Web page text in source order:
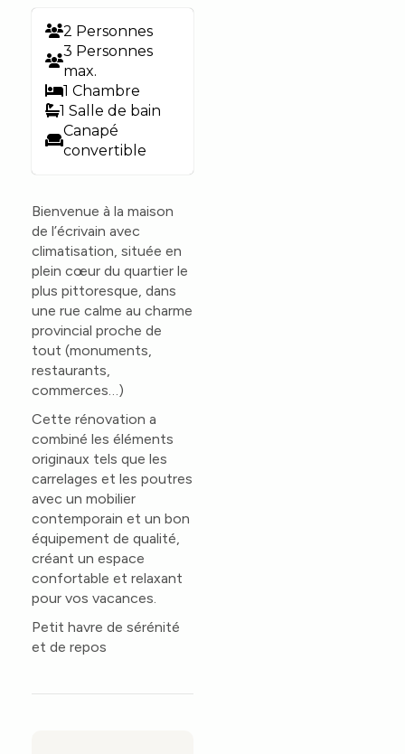
2 Personnes
3 Personnes
max.
1 Chambre
1 Salle de bain
Canapé
convertible
Bienvenue à la maison
de l’écrivain avec
climatisation, située en
plein cœur du quartier le
plus pittoresque, dans
une rue calme au charme
provincial proche de
tout (monuments,
restaurants,
commerces…)
Cette rénovation a
combiné les éléments
originaux tels que les
carrelages et les poutres
avec un mobilier
contemporain et un bon
équipement de qualité,
créant un espace
confortable et relaxant
pour vos vacances.
Petit havre de sérénité
et de repos